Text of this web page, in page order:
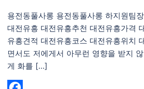
용전동풀사롱 용전동풀사롱 하지원팀
대전유흥 대전유흥추천 대전유흥가격
유흥견적 대전유흥코스 대전유흥위치
면서도 저에게서 아무런 영향을 받지
게 화를 […]